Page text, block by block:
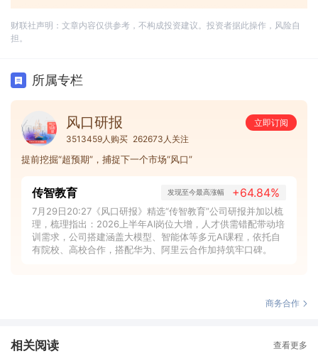
财联社声明：文章内容仅供参考，不构成投资建议。投资者据此操作，风险自
担。
所属专栏
风口研报
立即订阅
3513459人购买 262673人关注
提前挖掘“超预期”，捕捉下一个市场“风口”
传智教育 发现至今最高涨幅 +64.84%
7月29日20:27《风口研报》精选“传智教育”公司研报并加以梳
理，梳理指出：2026上半年AI岗位大增，人才供需错配带动培
训需求，公司搭建涵盖大模型、智能体等多元AI课程，依托自
有院校、高校合作，搭配华为、阿里云合作加持筑牢口碑。
商务合作
相关阅读 查看更多